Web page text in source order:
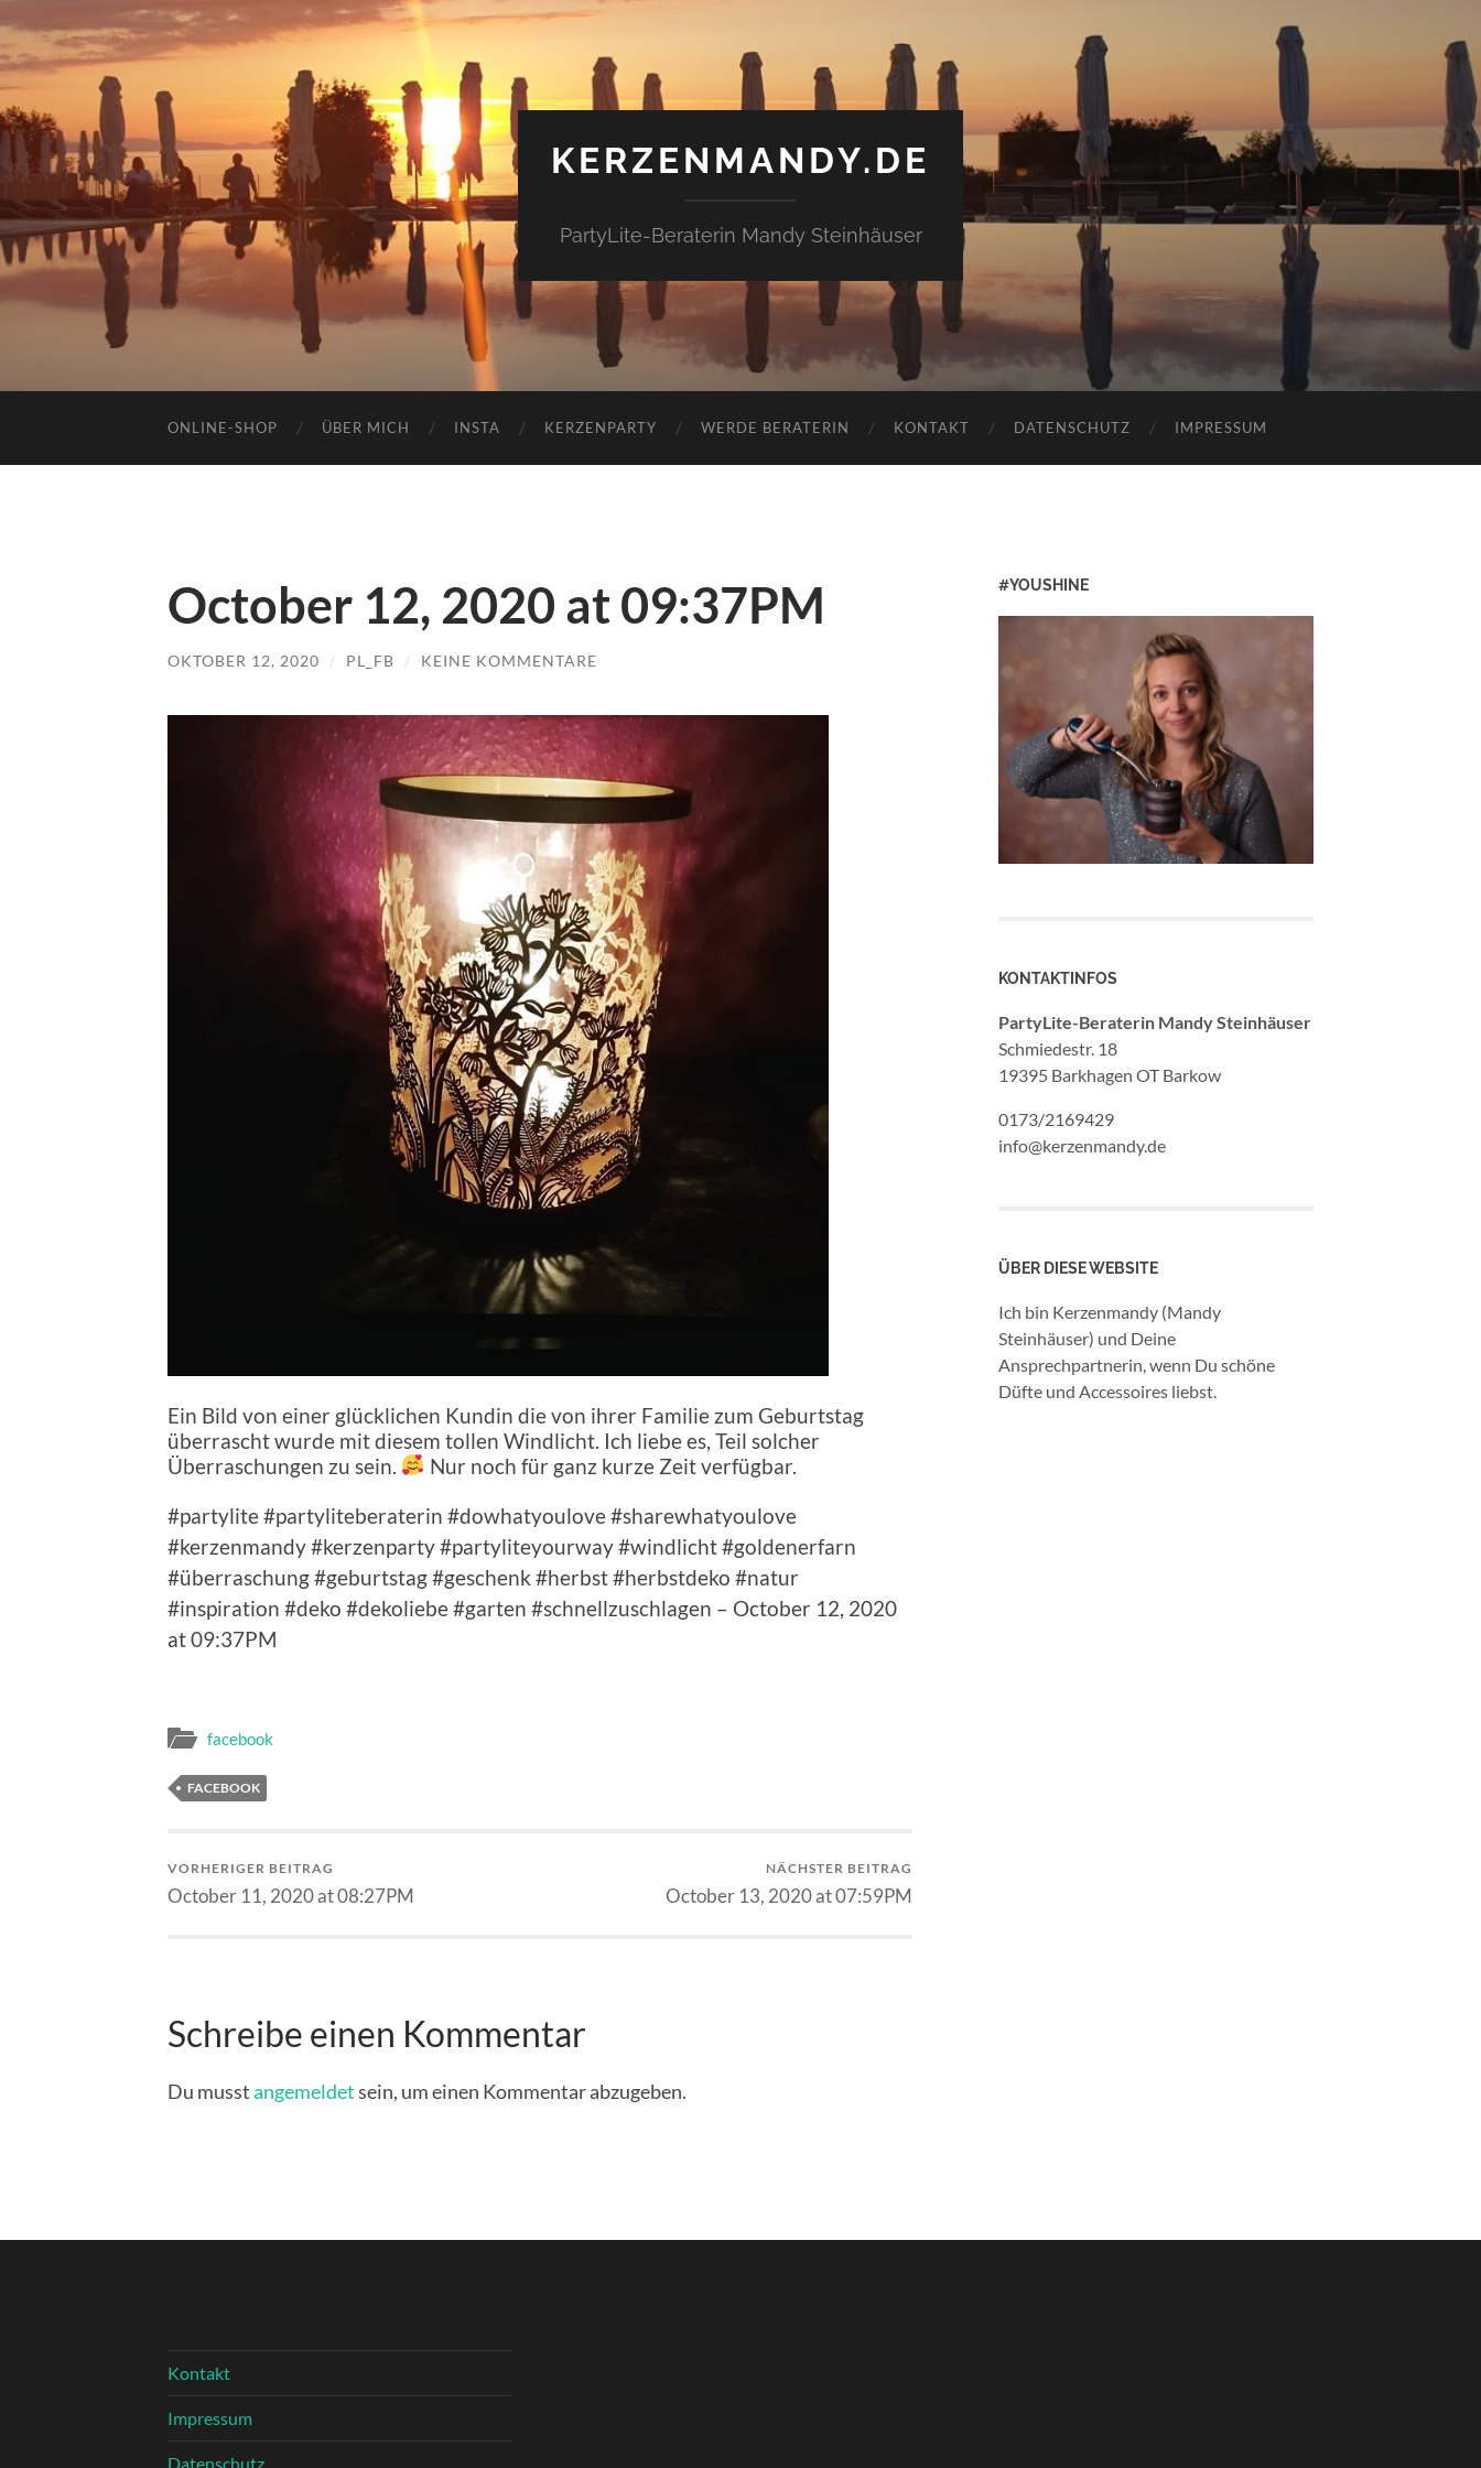
KERZENMANDY.DE
PartyLite-Beraterin Mandy Steinhäuser
ONLINE-SHOP ÜBER MICH INSTA KERZENPARTY WERDE BERATERIN KONTAKT DATENSCHUTZ IMPRESSUM
October 12, 2020 at 09:37PM
OKTOBER 12, 2020 / PL_FB / KEINE KOMMENTARE
Ein Bild von einer glücklichen Kundin die von ihrer Familie zum Geburtstag
überrascht wurde mit diesem tollen Windlicht. Ich liebe es, Teil solcher
Überraschungen zu sein.
Nur noch für ganz kurze Zeit verfügbar.
#partylite #partyliteberaterin #dowhatyoulove #sharewhatyoulove
#kerzenmandy #kerzenparty #partyliteyourway #windlicht #goldenerfarn
#überraschung #geburtstag #geschenk #herbst #herbstdeko #natur
#inspiration #deko #dekoliebe #garten #schnellzuschlagen – October 12, 2020
at 09:37PM
facebook
FACEBOOK
VORHERIGER BEITRAG
October 11, 2020 at 08:27PM
NÄCHSTER BEITRAG
October 13, 2020 at 07:59PM
Schreibe einen Kommentar
Du musstangemeldetsein, um einen Kommentar abzugeben.
#YOUSHINE
KONTAKTINFOS
PartyLite-Beraterin Mandy Steinhäuser
Schmiedestr. 18
19395 Barkhagen OT Barkow
0173/2169429
info@kerzenmandy.de
ÜBER DIESE WEBSITE
Ich bin Kerzenmandy (Mandy
Steinhäuser) und Deine
Ansprechpartnerin, wenn Du schöne
Düfte und Accessoires liebst.
Kontakt
Impressum
Datenschutz